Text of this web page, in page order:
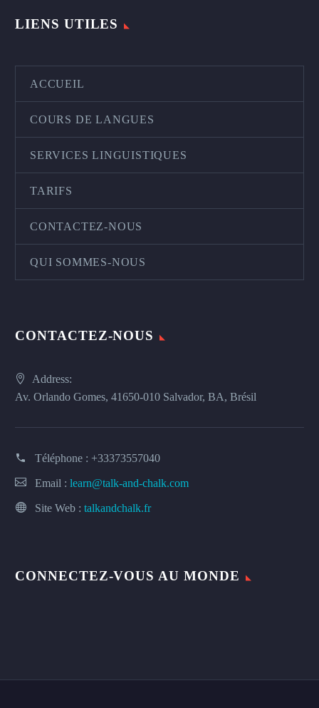
LIENS UTILES
ACCUEIL
COURS DE LANGUES
SERVICES LINGUISTIQUES
TARIFS
CONTACTEZ-NOUS
QUI SOMMES-NOUS
CONTACTEZ-NOUS
Address:
Av. Orlando Gomes, 41650-010 Salvador, BA, Brésil
Téléphone : +33373557040
Email : learn@talk-and-chalk.com
Site Web : talkandchalk.fr
CONNECTEZ-VOUS AU MONDE